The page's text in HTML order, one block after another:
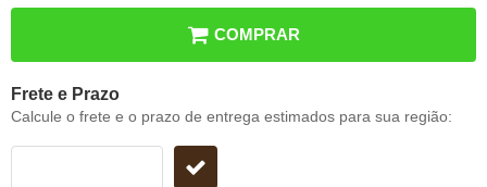
COMPRAR
Frete e Prazo
Calcule o frete e o prazo de entrega estimados para sua região: